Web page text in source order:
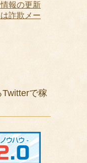
報の更新
詐欺メー
で稼